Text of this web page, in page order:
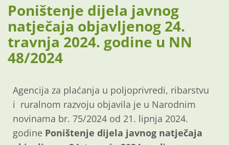
Poništenje dijela javnog
natječaja objavljenog 24.
travnja 2024. godine u NN
48/2024
Agencija za plaćanja u poljoprivredi, ribarstvu
i ruralnom razvoju objavila je u Narodnim
novinama br. 75/2024 od 21. lipnja 2024.
godine Poništenje dijela javnog natječaja